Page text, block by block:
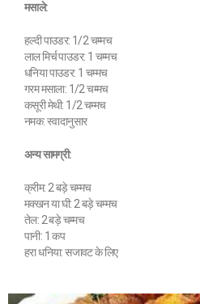
मसाले:
हल्दी पाउडर: 1/2 चम्मच
लाल मिर्च पाउडर: 1 चम्मच
धनिया पाउडर: 1 चम्मच
गरम मसाला: 1/2 चम्मच
कसूरी मेथी: 1/2 चम्मच
नमक: स्वादानुसार
अन्य सामग्री:
क्रीम: 2 बड़े चम्मच
मक्खन या घी: 2 बड़े चम्मच
तेल: 2 बड़े चम्मच
पानी: 1 कप
हरा धनिया: सजावट के लिए